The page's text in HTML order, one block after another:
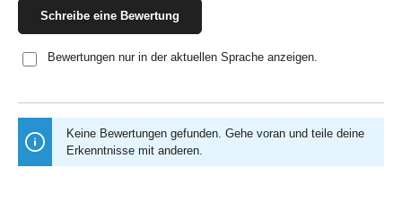
Schreibe eine Bewertung
Bewertungen nur in der aktuellen Sprache anzeigen.
Keine Bewertungen gefunden. Gehe voran und teile deine
Erkenntnisse mit anderen.